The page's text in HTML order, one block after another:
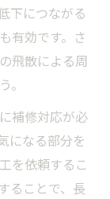
下につながる
有効です。さ
飛散による周
。
補修対応が必
になる部分を
を依頼するこ
ることで、長